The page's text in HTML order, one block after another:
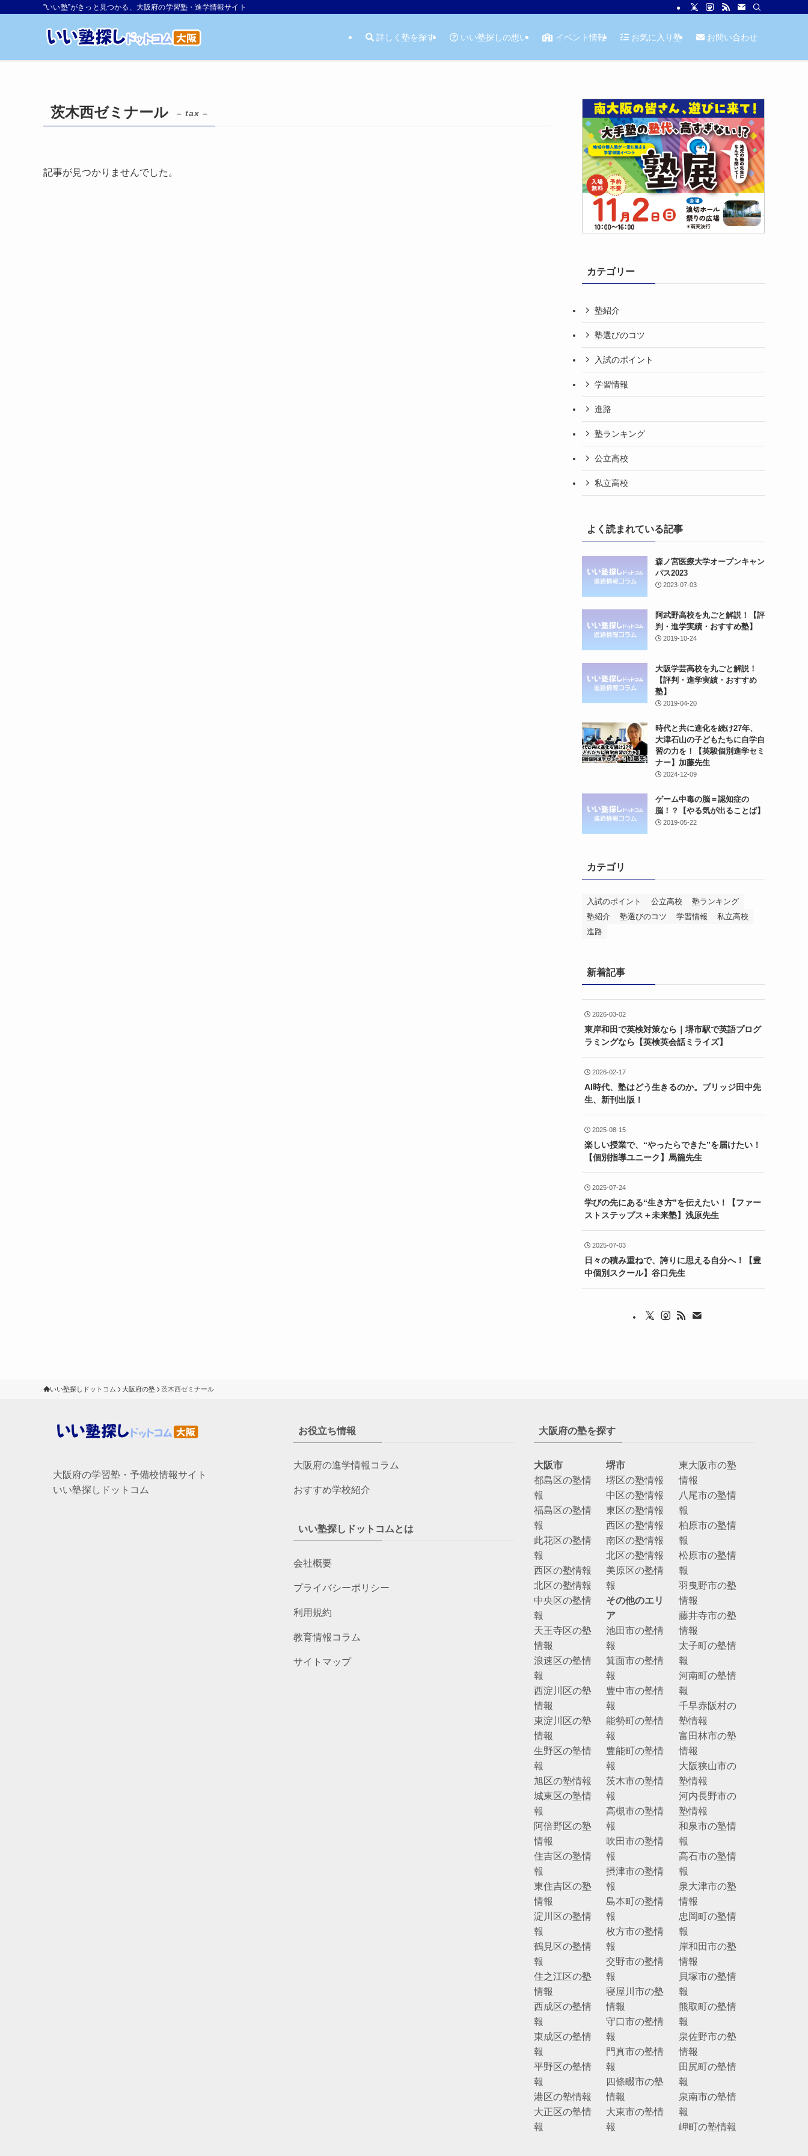
”いい塾”がきっと見つかる、大阪府の学習塾・進学情報サイト
詳しく塾を探す いい塾探しの想い イベント情報 お気に入り塾 お問い合わせ
茨木西ゼミナール – tax –
記事が見つかりませんでした。
カテゴリー
塾紹介
塾選びのコツ
入試のポイント
学習情報
進路
塾ランキング
公立高校
私立高校
よく読まれている記事
森ノ宮医療大学オープンキャン
パス2023
2023-07-03
阿武野高校を丸ごと解説！【評
判・進学実績・おすすめ塾】
2019-10-24
大阪学芸高校を丸ごと解説！
【評判・進学実績・おすすめ
塾】
2019-04-20
時代と共に進化を続け27年、
大津石山の子どもたちに自学自
習の力を！【英駿個別進学セミ
ナー】加藤先生
2024-12-09
ゲーム中毒の脳＝認知症の
脳！？【やる気が出ることば】
2019-05-22
カテゴリ
入試のポイント 公立高校
塾ランキング
塾紹介
塾選びのコツ 学習情報
私立高校
進路
新着記事
2026-03-02
東岸和田で英検対策なら｜堺市駅で英語プログ
ラミングなら【英検英会話ミライズ】
2026-02-17
AI時代、塾はどう生きるのか。ブリッジ田中先
生、新刊出版！
2025-08-15
楽しい授業で、“やったらできた”を届けたい！
【個別指導ユニーク】馬籠先生
2025-07-24
学びの先にある“生き方”を伝えたい！【ファー
ストステップス＋未来塾】浅原先生
2025-07-03
日々の積み重ねで、誇りに思える自分へ！【豊
中個別スクール】谷口先生
いい塾探しドットコム 大阪府の塾 茨木西ゼミナール
大阪府の学習塾・予備校情報サイト
いい塾探しドットコム
お役立ち情報
大阪府の進学情報コラム
おすすめ学校紹介
いい塾探しドットコムとは
会社概要
プライバシーポリシー
利用規約
教育情報コラム
サイトマップ
大阪府の塾を探す
大阪市
都島区の塾情
報
福島区の塾情
報
此花区の塾情
報
西区の塾情報
北区の塾情報
中央区の塾情
報
天王寺区の塾
情報
浪速区の塾情
報
西淀川区の塾
情報
東淀川区の塾
情報
生野区の塾情
報
旭区の塾情報
城東区の塾情
報
阿倍野区の塾
情報
住吉区の塾情
報
東住吉区の塾
情報
淀川区の塾情
報
鶴見区の塾情
報
住之江区の塾
情報
西成区の塾情
報
東成区の塾情
報
平野区の塾情
報
港区の塾情報
大正区の塾情
報
堺市
堺区の塾情報
中区の塾情報
東区の塾情報
西区の塾情報
南区の塾情報
北区の塾情報
美原区の塾情
報
その他のエリ
ア
池田市の塾情
報
箕面市の塾情
報
豊中市の塾情
報
能勢町の塾情
報
豊能町の塾情
報
茨木市の塾情
報
高槻市の塾情
報
吹田市の塾情
報
摂津市の塾情
報
島本町の塾情
報
枚方市の塾情
報
交野市の塾情
報
寝屋川市の塾
情報
守口市の塾情
報
門真市の塾情
報
四條畷市の塾
情報
大東市の塾情
報
東大阪市の塾
情報
八尾市の塾情
報
柏原市の塾情
報
松原市の塾情
報
羽曳野市の塾
情報
藤井寺市の塾
情報
太子町の塾情
報
河南町の塾情
報
千早赤阪村の
塾情報
富田林市の塾
情報
大阪狭山市の
塾情報
河内長野市の
塾情報
和泉市の塾情
報
高石市の塾情
報
泉大津市の塾
情報
忠岡町の塾情
報
岸和田市の塾
情報
貝塚市の塾情
報
熊取町の塾情
報
泉佐野市の塾
情報
田尻町の塾情
報
泉南市の塾情
報
岬町の塾情報